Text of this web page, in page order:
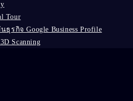
Tour
ธุรกิจ Google Business Profile
Scanning